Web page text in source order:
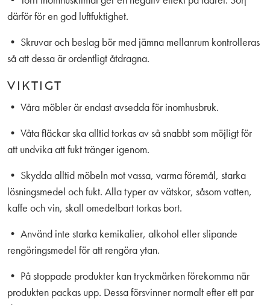
därför för en god luftfuktighet.
• Skruvar och beslag bör med jämna mellanrum kontrolleras
så att dessa är ordentligt åtdragna.
VIKTIGT
• Våra möbler är endast avsedda för inomhusbruk.
• Våta fläckar ska alltid torkas av så snabbt som möjligt för
att undvika att fukt tränger igenom.
• Skydda alltid möbeln mot vassa, varma föremål, starka
lösningsmedel och fukt. Alla typer av vätskor, såsom vatten,
kaffe och vin, skall omedelbart torkas bort.
• Använd inte starka kemikalier, alkohol eller slipande
rengöringsmedel för att rengöra ytan.
• På stoppade produkter kan tryckmärken förekomma när
produkten packas upp. Dessa försvinner normalt efter ett par